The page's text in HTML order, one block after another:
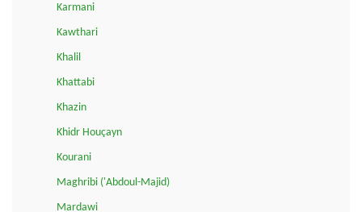
Karmani
Kawthari
Khalil
Khattabi
Khazin
Khidr Houçayn
Kourani
Maghribi ('Abdoul-Majid)
Mardawi